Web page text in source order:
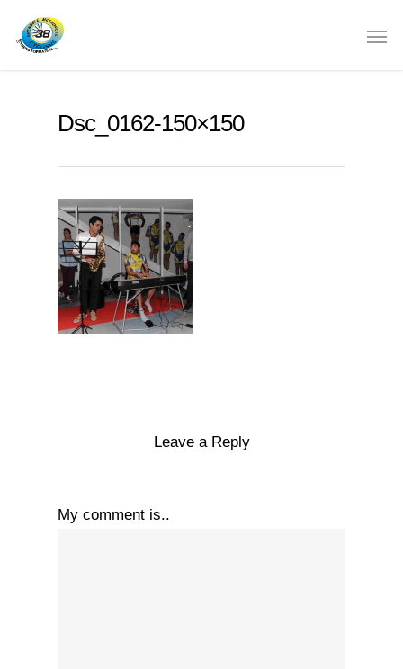
Dsc_0162-150×150
Leave a Reply
My comment is..